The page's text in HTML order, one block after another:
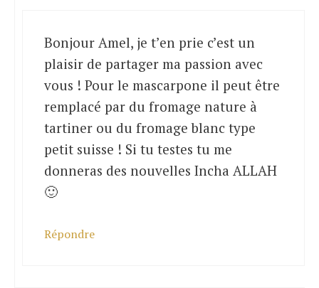
Bonjour Amel, je t’en prie c’est un
plaisir de partager ma passion avec
vous ! Pour le mascarpone il peut être
remplacé par du fromage nature à
tartiner ou du fromage blanc type
petit suisse ! Si tu testes tu me
donneras des nouvelles Incha ALLAH
🙂
Répondre